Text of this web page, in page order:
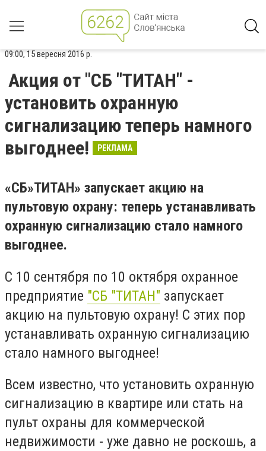
09:00, 15 вересня 2016 р.
Акция от "СБ "ТИТАН" -
установить охранную
сигнализацию теперь намного
выгоднее!
РЕКЛАМА
«СБ»ТИТАН» запускает акцию на
пультовую охрану: теперь устанавливать
охранную сигнализацию стало намного
выгоднее.
С 10 сентября по 10 октября охранное
предприятие "СБ "ТИТАН" запускает
акцию на пультовую охрану! С этих пор
устанавливать охранную сигнализацию
стало намного выгоднее!
Всем известно, что установить охранную
сигнализацию в квартире или стать на
пульт охраны для коммерческой
недвижимости - уже давно не роскошь, а